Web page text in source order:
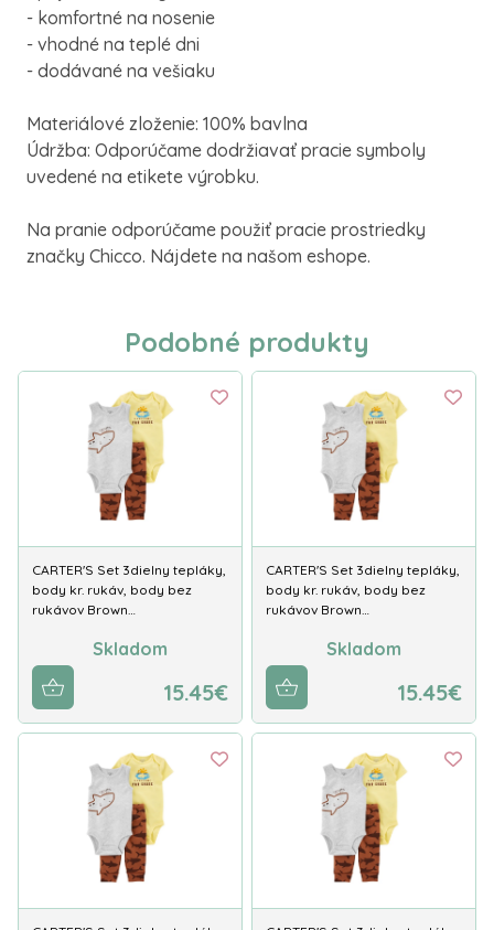
- komfortné na nosenie
- vhodné na teplé dni
- dodávané na vešiaku
Materiálové zloženie: 100% bavlna
Údržba: Odporúčame dodržiavať pracie symboly
uvedené na etikete výrobku.
Na pranie odporúčame použiť pracie prostriedky
značky Chicco. Nájdete na našom eshope.
Podobné produkty
CARTER'S Set 3dielny tepláky,
body kr. rukáv, body bez
rukávov Brown…
Skladom
15.45€
CARTER'S Set 3dielny tepláky,
body kr. rukáv, body bez
rukávov Brown…
Skladom
15.45€